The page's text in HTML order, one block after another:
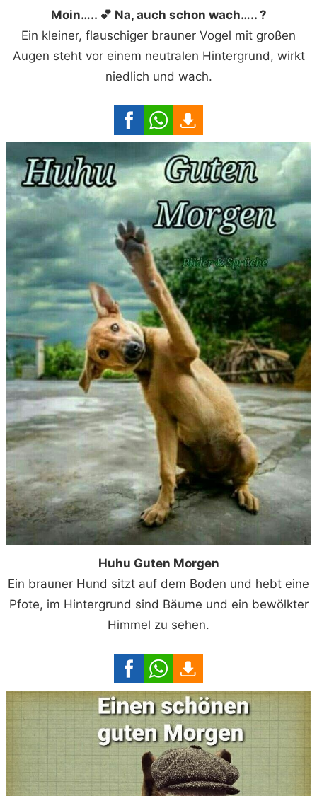
Moin….. 💕 Na, auch schon wach….. ?
Ein kleiner, flauschiger brauner Vogel mit großen
Augen steht vor einem neutralen Hintergrund, wirkt
niedlich und wach.
Huhu Guten Morgen
Ein brauner Hund sitzt auf dem Boden und hebt eine
Pfote, im Hintergrund sind Bäume und ein bewölkter
Himmel zu sehen.